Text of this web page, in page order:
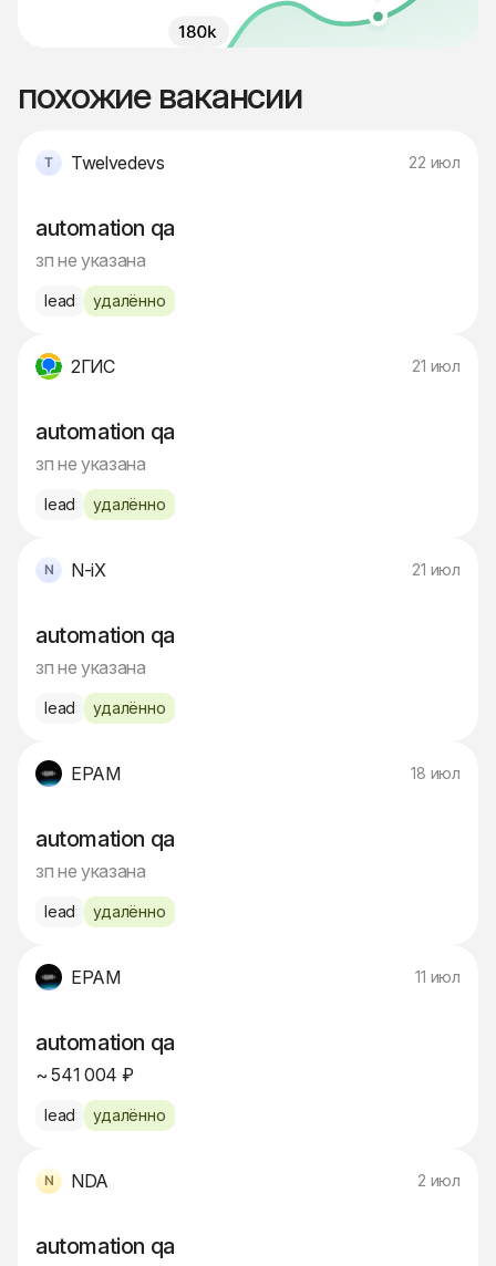
похожие вакансии
Twelvedevs 22 июл
automation qa
зп не указана
lead удалённо
2ГИС 21 июл
automation qa
зп не указана
lead удалённо
N-iX 21 июл
automation qa
зп не указана
lead удалённо
EPAM 18 июл
automation qa
зп не указана
lead удалённо
EPAM 11 июл
automation qa
~ 541 004 ₽
lead удалённо
NDA 2 июл
automation qa